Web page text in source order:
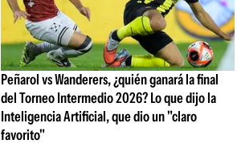
Peñarol vs Wanderers, ¿quién ganará la final
del Torneo Intermedio 2026? Lo que dijo la
Inteligencia Artificial, que dio un "claro
favorito"